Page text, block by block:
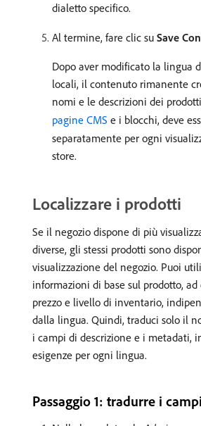
dialetto specifico.
Al termine, fare clic su Save
Dopo aver modificato la lingua
locali, il contenuto rimanente
nomi e le descrizioni dei
pagine CMS e i blocchi, deve
separatamente per ogni
store.
Localizzare i prodotti
Se il negozio dispone di più
diverse, gli stessi prodotti sono
visualizzazione del negozio. Puoi
informazioni di base sul prodotto, ad
prezzo e livello di inventario,
dalla lingua. Quindi, traduci solo il
i campi di descrizione e i metadati,
esigenze per ogni lingua.
Passaggio 1: tradurre i